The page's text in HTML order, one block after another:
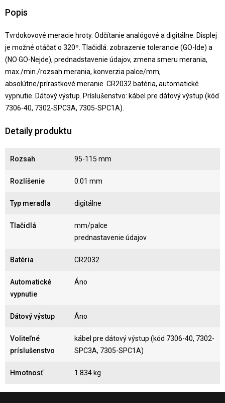
Popis
Tvrdokovové meracie hroty. Odčítanie analógové a digitálne. Displej
je možné otáčať o 320º. Tlačidlá: zobrazenie tolerancie (GO-Ide) a
(NO GO-Nejde), prednadstavenie údajov, zmena smeru merania,
max./min./rozsah merania, konverzia palce/mm,
absolútne/prírastkové meranie. CR2032 batéria, automatické
vypnutie. Dátový výstup. Príslušenstvo: kábel pre dátový výstup (kód
7306-40, 7302-SPC3A, 7305-SPC1A).
Detaily produktu
Rozsah 95-115 mm
Rozlíšenie 0.01 mm
Typ meradla digitálne
Tlačidlá
mm/palce
prednastavenie údajov
Batéria CR2032
Automatické
vypnutie
Áno
Dátový výstup Áno
Voliteľné
príslušenstvo
kábel pre dátový výstup (kód 7306-40, 7302-
SPC3A, 7305-SPC1A)
Hmotnosť 1.834 kg